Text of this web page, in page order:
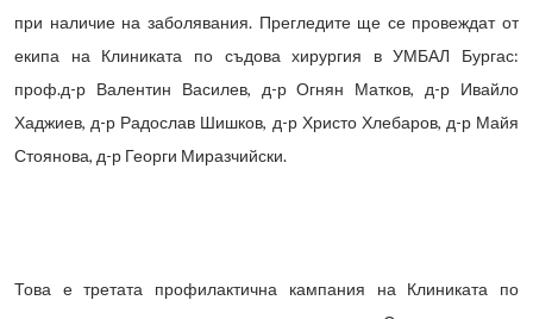
при наличие на заболявания. Прегледите ще се провеждат от
екипа на Клиниката по съдова хирургия в УМБАЛ Бургас:
проф.д-р Валентин Василев, д-р Огнян Матков, д-р Ивайло
Хаджиев, д-р Радослав Шишков, д-р Христо Хлебаров, д-р Майя
Стоянова, д-р Георги Миразчийски.
Това е третата профилактична кампания на Клиниката по